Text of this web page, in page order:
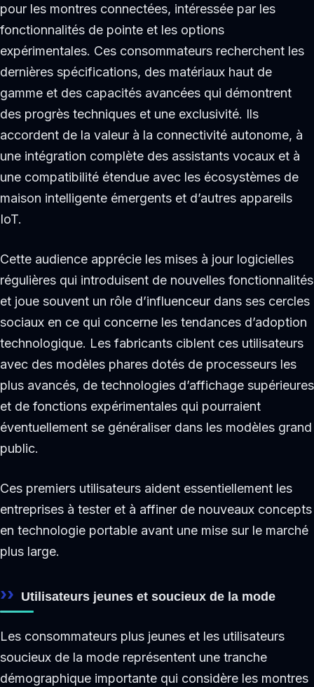
pour les montres connectées, intéressée par les
fonctionnalités de pointe et les options
expérimentales. Ces consommateurs recherchent les
dernières spécifications, des matériaux haut de
gamme et des capacités avancées qui démontrent
des progrès techniques et une exclusivité. Ils
accordent de la valeur à la connectivité autonome, à
une intégration complète des assistants vocaux et à
une compatibilité étendue avec les écosystèmes de
maison intelligente émergents et d’autres appareils
IoT.
Cette audience apprécie les mises à jour logicielles
régulières qui introduisent de nouvelles fonctionnalités
et joue souvent un rôle d’influenceur dans ses cercles
sociaux en ce qui concerne les tendances d’adoption
technologique. Les fabricants ciblent ces utilisateurs
avec des modèles phares dotés de processeurs les
plus avancés, de technologies d’affichage supérieures
et de fonctions expérimentales qui pourraient
éventuellement se généraliser dans les modèles grand
public.
Ces premiers utilisateurs aident essentiellement les
entreprises à tester et à affiner de nouveaux concepts
en technologie portable avant une mise sur le marché
plus large.
Utilisateurs jeunes et soucieux de la mode
Les consommateurs plus jeunes et les utilisateurs
soucieux de la mode représentent une tranche
démographique importante qui considère les montres